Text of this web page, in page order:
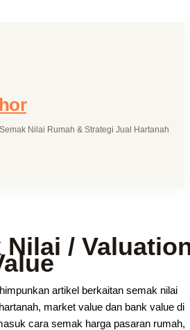
Nilai Rumah & Strategi Jual Hartanah
Nilai /
artikel berkaitan semak nilai
market value dan bank value di
cara semak harga pasaran rumah,